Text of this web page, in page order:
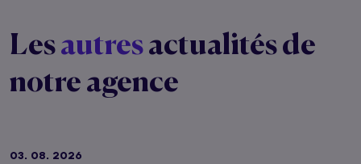
Lesautresactualités de
notre agence
03. 08. 2026